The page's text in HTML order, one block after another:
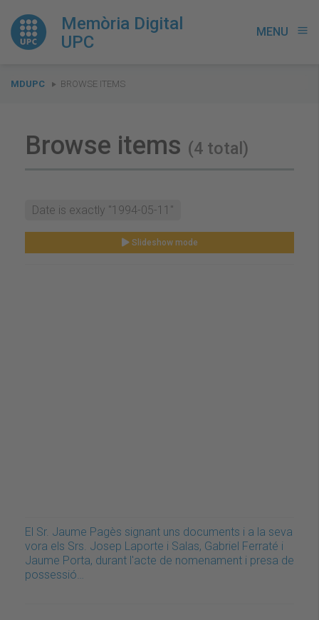
Memòria Digital
UPC
MENU menu
You
MDUPC BROWSE ITEMS
Browse items (4 total)
Date is exactly "1994-05-11"
Slideshow mode
El Sr. Jaume Pagès signant uns documents i a la seva
vora els Srs. Josep Laporte i Salas, Gabriel Ferraté i
Jaume Porta, durant l'acte de nomenament i presa de
possessió…